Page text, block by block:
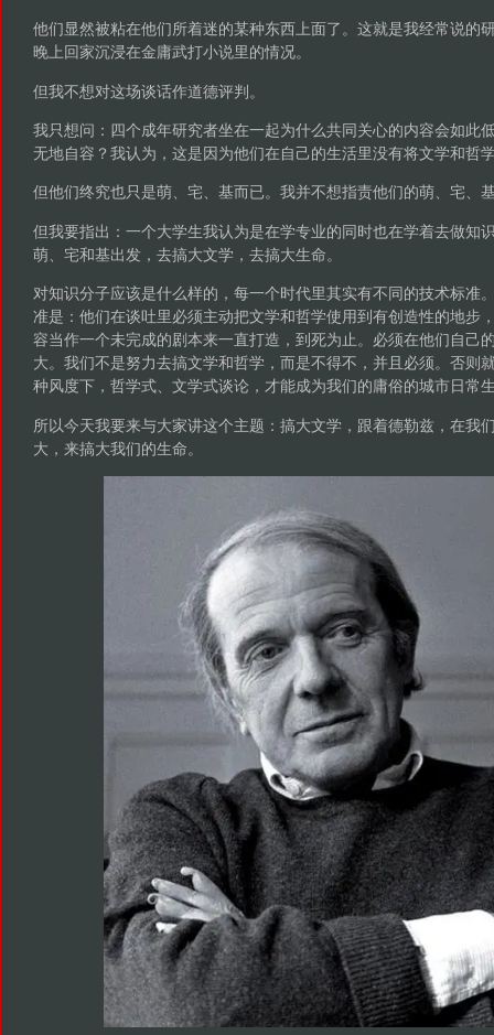
他们显然被粘在他们所着迷的某种东西上面了。这就是我经常说的
晚上回家沉浸在金庸武打小说里的情况。
但我不想对这场谈话作道德评判。
我只想问：四个成年研究者坐在一起为什么共同关心的内容会如此
无地自容？我认为，这是因为他们在自己的生活里没有将文学和哲
但他们终究也只是萌、宅、基而已。我并不想指责他们的萌、宅、
但我要指出：一个大学生我认为是在学专业的同时也在学着去做知
萌、宅和基出发，去搞大文学，去搞大生命。
对知识分子应该是什么样的，每一个时代里其实有不同的技术标准
准是：他们在谈吐里必须主动把文学和哲学使用到有创造性的地步
容当作一个未完成的剧本来一直打造，到死为止。必须在他们自己
大。我们不是努力去搞文学和哲学，而是不得不，并且必须。否则
种风度下，哲学式、文学式谈论，才能成为我们的庸俗的城市日常
所以今天我要来与大家讲这个主题：搞大文学，跟着德勒兹，在我
大，来搞大我们的生命。